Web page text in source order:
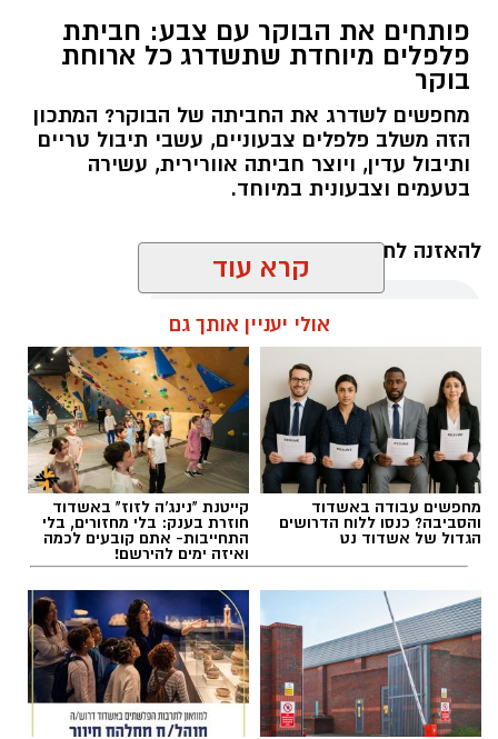
פותחים את הבוקר עם צבע: חביתת
פלפלים מיוחדת שתשדרג כל ארוחת
בוקר
מחפשים לשדרג את החביתה של הבוקר? המתכון
הזה משלב פלפלים צבעוניים, עשבי תיבול טריים
ותיבול עדין, ויוצר חביתה אוורירית, עשירה
בטעמים וצבעונית במיוחד.
להאזנה לתוכן:
אלדה נתנאל / 10:21 07.08.26
תגים:חביתת ירק
קרא עוד
אולי יעניין אותך גם
מחפשים עבודה באשדוד
והסביבה? כנסו ללוח הדרושים
הגדול של אשדוד נט
קייטנת "נינג'ה לזוז" באשדוד
חוזרת בענק: בלי מחזורים, בלי
התחייבות- אתם קובעים לכמה
ואיזה ימים להירשם!